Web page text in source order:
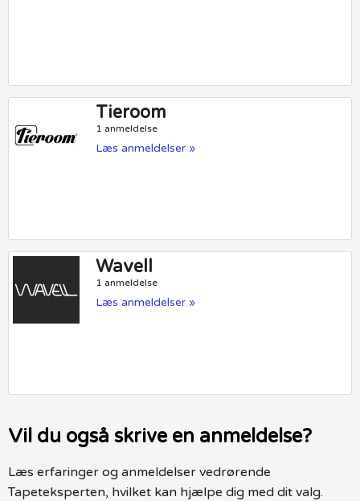
Tieroom
1 anmeldelse
Læs anmeldelser »
Wavell
1 anmeldelse
Læs anmeldelser »
Vil du også skrive en anmeldelse?
Læs erfaringer og anmeldelser vedrørende
Tapeteksperten, hvilket kan hjælpe dig med dit valg.